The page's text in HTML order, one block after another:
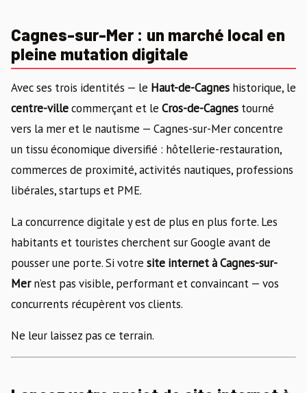
Cagnes-sur-Mer : un marché local en
pleine mutation digitale
Avec ses trois identités — le Haut-de-Cagnes historique, le
centre-villecommerçant et le Cros-de-Cagnes tourné
vers la mer et le nautisme — Cagnes-sur-Mer concentre
un tissu économique diversifié : hôtellerie-restauration,
commerces de proximité, activités nautiques, professions
libérales, startups et PME.
La concurrence digitale y est de plus en plus forte. Les
habitants et touristes cherchent sur Google avant de
pousser une porte. Si votre site internet à Cagnes-sur-
Mern’est pas visible, performant et convaincant — vos
concurrents récupèrent vos clients.
Ne leur laissez pas ce terrain.